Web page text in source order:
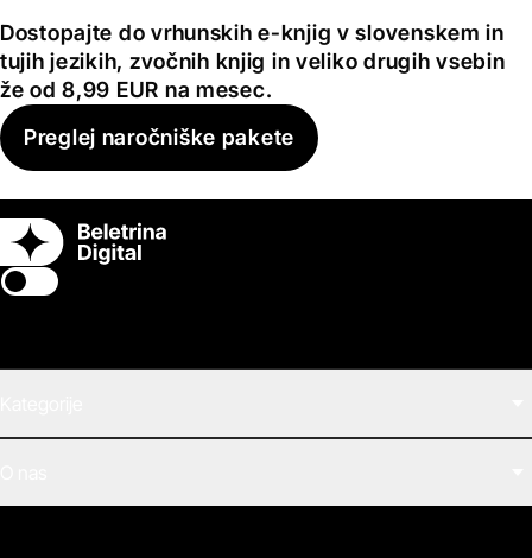
Dostopajte do vrhunskih e-knjig v slovenskem in
tujih jezikih, zvočnih knjig in veliko drugih vsebin
že od 8,99 EUR na mesec.
Preglej naročniške pakete
Switch theme
Zvočne knjige